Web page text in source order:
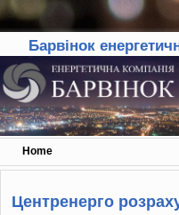
Барвінок
Home
Skip to primary content
Skip to secondary content
Центренерго